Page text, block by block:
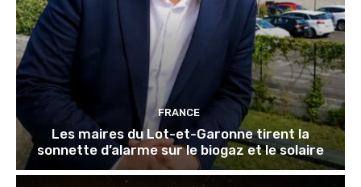
FRANCE
Les maires du Lot-et-Garonne tirent la
sonnette d’alarme sur le biogaz et le solaire